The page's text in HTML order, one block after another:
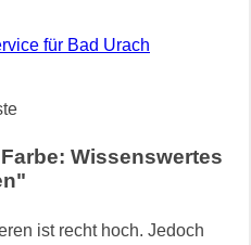
für Bad Urach
Wissenswertes
ist recht hoch. Jedoch